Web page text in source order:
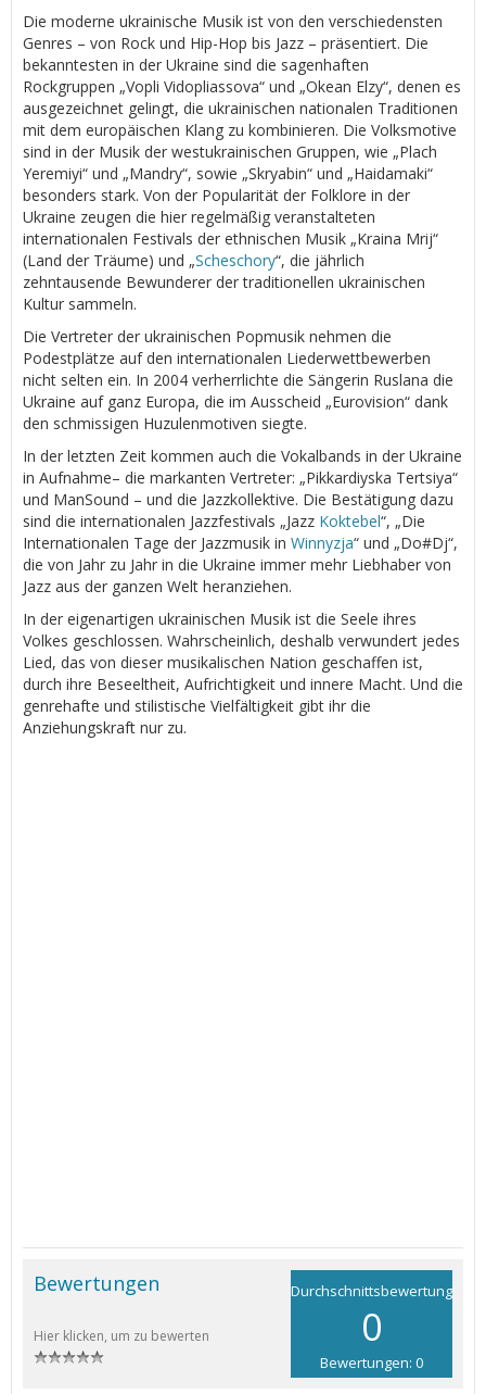
Die moderne ukrainische Musik ist von den verschiedensten
Genres – von Rock und Hip-Hop bis Jazz – präsentiert. Die
bekanntesten in der Ukraine sind die sagenhaften
Rockgruppen „Vopli Vidopliassova“ und „Okean Elzy“, denen es
ausgezeichnet gelingt, die ukrainischen nationalen Traditionen
mit dem europäischen Klang zu kombinieren. Die Volksmotive
sind in der Musik der westukrainischen Gruppen, wie „Plach
Yeremiyi“ und „Mandry“, sowie „Skryabin“ und „Haidamaki“
besonders stark. Von der Popularität der Folklore in der
Ukraine zeugen die hier regelmäßig veranstalteten
internationalen Festivals der ethnischen Musik „Kraina Mrij“
(Land der Träume) und „Scheschory“, die jährlich
zehntausende Bewunderer der traditionellen ukrainischen
Kultur sammeln.
Die Vertreter der ukrainischen Popmusik nehmen die
Podestplätze auf den internationalen Liederwettbewerben
nicht selten ein. In 2004 verherrlichte die Sängerin Ruslana die
Ukraine auf ganz Europa, die im Ausscheid „Eurovision“ dank
den schmissigen Huzulenmotiven siegte.
In der letzten Zeit kommen auch die Vokalbands in der Ukraine
in Aufnahme– die markanten Vertreter: „Pikkardiyska Tertsiya“
und ManSound – und die Jazzkollektive. Die Bestätigung dazu
sind die internationalen Jazzfestivals „Jazz Koktebel“, „Die
Internationalen Tage der Jazzmusik in Winnyzja“ und „Do#Dj“,
die von Jahr zu Jahr in die Ukraine immer mehr Liebhaber von
Jazz aus der ganzen Welt heranziehen.
In der eigenartigen ukrainischen Musik ist die Seele ihres
Volkes geschlossen. Wahrscheinlich, deshalb verwundert jedes
Lied, das von dieser musikalischen Nation geschaffen ist,
durch ihre Beseeltheit, Aufrichtigkeit und innere Macht. Und die
genrehafte und stilistische Vielfältigkeit gibt ihr die
Anziehungskraft nur zu.
Durchschnittsbewertung
0
Bewertungen: 0
Bewertungen
Hier klicken, um zu bewerten